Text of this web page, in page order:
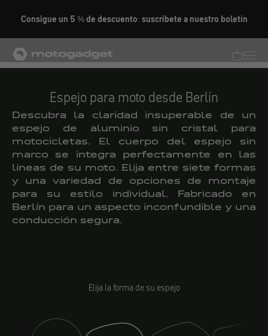
Consigue un 5 % de descuento: suscríbete a nuestro boletín
motogadget GmbH
Espejo
Espejo para moto desde Berlín
Descubra la claridad insuperable de un
espejo de aluminio sin cristal para
motocicletas. El cuerpo del espejo sin
marco se integra perfectamente en las
líneas de su moto. Elija entre siete formas
y una variedad de opciones de montaje
para su estilo individual. Fabricado en
Berlín para un aspecto inconfundible y una
conducción segura.
Elija la forma de su espejo
Espejo (clásico) Espejo (club) Espejo (deporte) Espejo (deriva)